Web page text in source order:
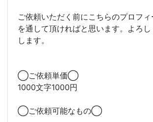
ご依頼いただく前にこちらのプロフィ
を通して頂ければと思います。よろ
します。
◯ご依頼単価◯
1000文字1000円
◯ご依頼可能なもの◯